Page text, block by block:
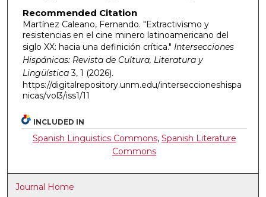
Recommended Citation
Martínez Caleano, Fernando. "Extractivismo y
resistencias en el cine minero latinoamericano del
siglo XX: hacia una definición crítica." Intersecciones
Hispánicas: Revista de Cultura, Literatura y
Lingüística3, 1 (2026).
https://digitalrepository.unm.edu/interseccioneshispa
nicas/vol3/iss1/11
INCLUDED IN
Spanish Linguistics Commons, Spanish Literature
Commons
Journal Home